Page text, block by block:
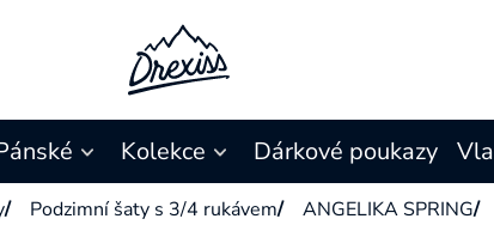
Kolekce Dárkové poukazy
/ Podzimní šaty s 3/4 rukávem/ ANGELIKA SPRING/